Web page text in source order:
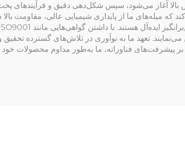
بالا آغاز می‌شود، سپس شکل‌دهی دقیق و
میله‌های ما از پایداری شیمیایی عالی، مقاومت
پیشرفت‌های فناورانه، ما به‌طور مداوم محصولات خود